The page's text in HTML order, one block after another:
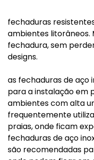
fechaduras
ambientes litorâneos.
fechadura, sem
designs.
as fechaduras de aço
para a instalação em
ambientes com alta
frequentemente
praias, onde ficam
fechaduras de aço
são recomendadas